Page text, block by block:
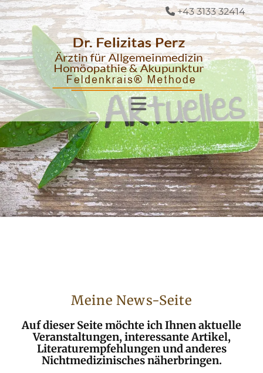
 +43 3133 32414
Meine News-Seite
Auf dieser Seite möchte ich Ihnen aktuelle
Veranstaltungen, interessante Artikel,
Literaturempfehlungen und anderes
Nichtmedizinisches näherbringen.